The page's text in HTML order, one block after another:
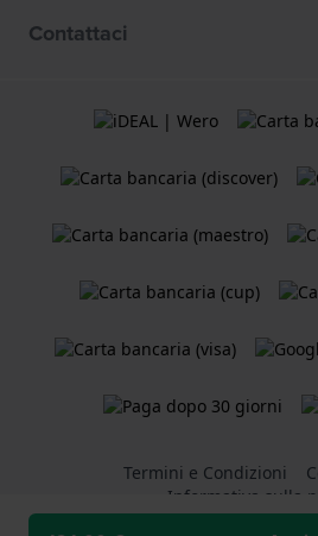
Contattaci
Termini e Condizioni
Informativa sulla